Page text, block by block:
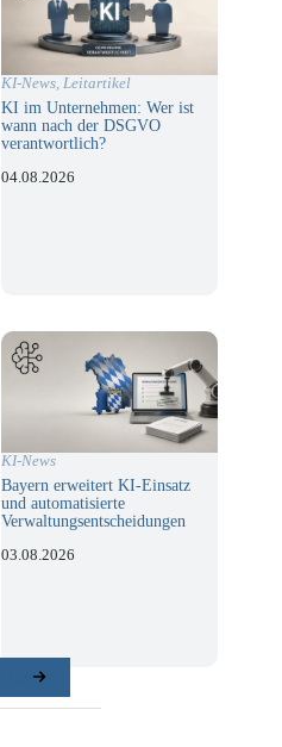
KI-News Leitartikel
KI im Unternehmen: Wer ist
wann nach der DSGVO
verantwortlich?
04.08.2026
KI-News
Bayern erweitert KI-Einsatz
und automatisierte
Verwaltungsentscheidungen
03.08.2026